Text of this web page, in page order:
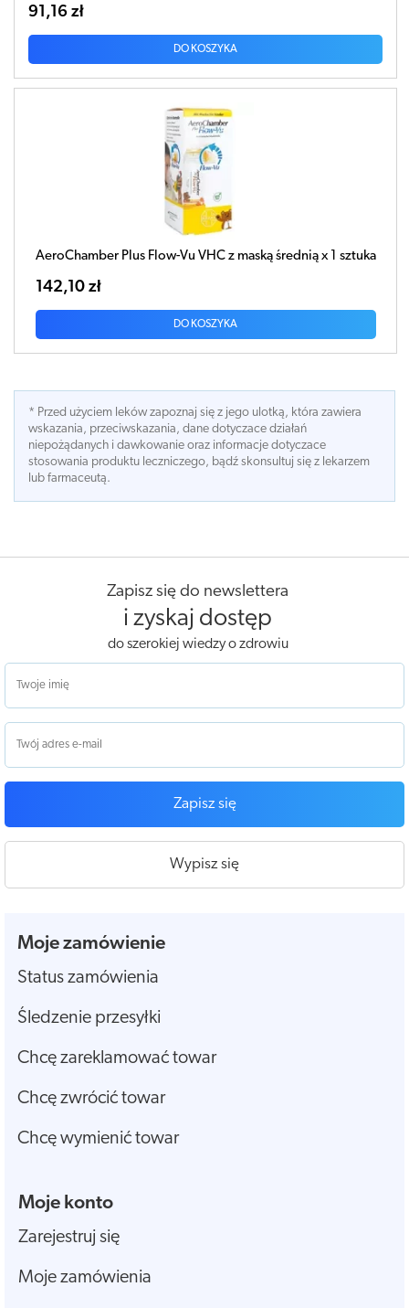
91,16 zł
DO KOSZYKA
AeroChamber Plus Flow-Vu VHC z maską średnią x 1 sztuka
142,10 zł
DO KOSZYKA
* Przed użyciem leków zapoznaj się z jego ulotką, która zawiera
wskazania, przeciwskazania, dane dotyczace działań
niepożądanych i dawkowanie oraz informacje dotyczace
stosowania produktu leczniczego, bądź skonsultuj się z lekarzem
lub farmaceutą.
Zapisz się do newslettera
i zyskaj dostęp
do szerokiej wiedzy o zdrowiu
Zapisz się
Wypisz się
Moje zamówienie
Status zamówienia
Śledzenie przesyłki
Chcę zareklamować towar
Chcę zwrócić towar
Chcę wymienić towar
Moje konto
Zarejestruj się
Moje zamówienia